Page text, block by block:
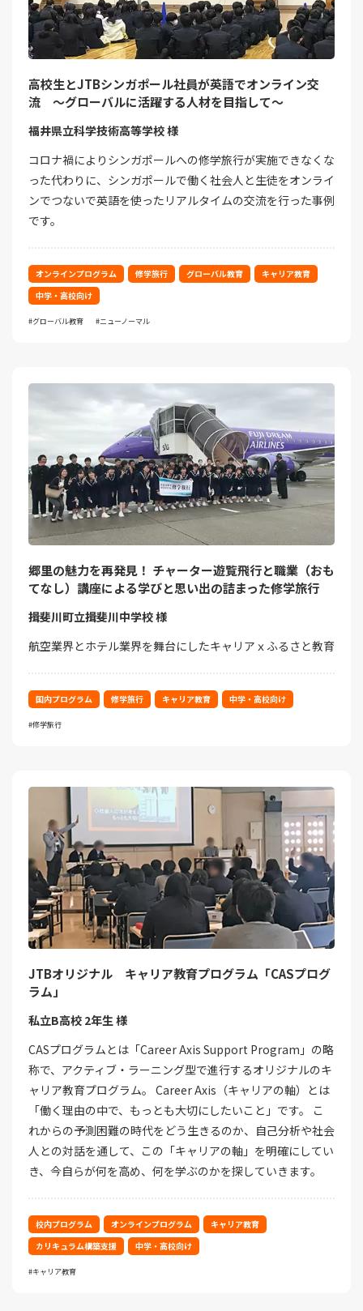
高校生とJTBシンガポール社員が英語でオンライン交
流 ～グローバルに活躍する人材を目指して～
福井県立科学技術高等学校 様
コロナ禍によりシンガポールへの修学旅行が実施できなくな
った代わりに、シンガポールで働く社会人と生徒をオンライ
ンでつないで英語を使ったリアルタイムの交流を行った事例
です。
オンラインプログラム 修学旅行 グローバル教育
キャリア教育
中学・高校向け
グローバル教育 ニューノーマル
郷里の魅力を再発見！ チャーター遊覧飛行と職業（おも
てなし）講座による学びと思い出の詰まった修学旅行
揖斐川町立揖斐川中学校 様
航空業界とホテル業界を舞台にしたキャリアｘふるさと教育
国内プログラム 修学旅行 キャリア教育 中学・高校向け
修学旅行
JTBオリジナル キャリア教育プログラム「CASプログ
ラム」
私立B高校 2年生 様
CASプログラムとは「Career Axis Support Program」の略
称で、アクティブ・ラーニング型で進行するオリジナルのキ
ャリア教育プログラム。 Career Axis（キャリアの軸）とは
「働く理由の中で、もっとも大切にしたいこと」です。 こ
れからの予測困難の時代をどう生きるのか、自己分析や社会
人との対話を通して、この「キャリアの軸」を明確にしてい
き、今自らが何を高め、何を学ぶのかを探していきます。
校内プログラム オンラインプログラム
キャリア教育
カリキュラム構築支援
中学・高校向け
キャリア教育